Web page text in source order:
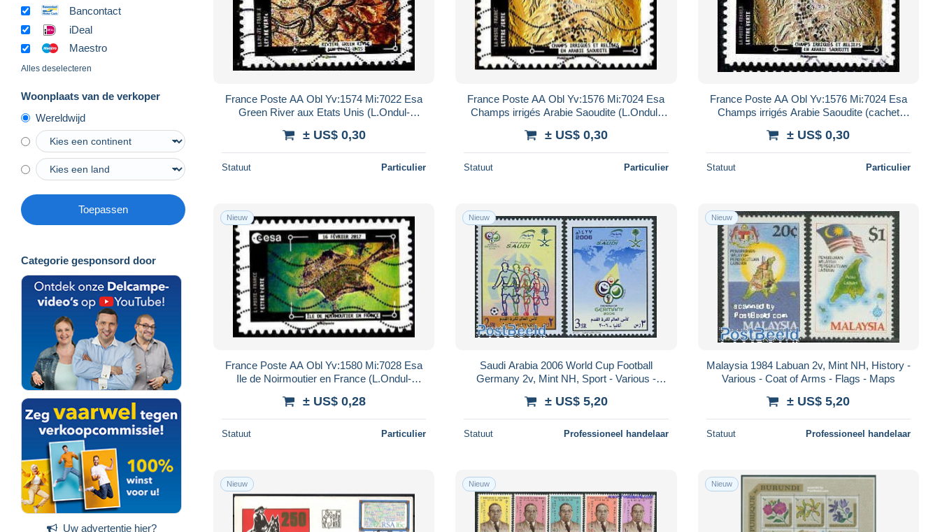
Bancontact
iDeal
Maestro
Alles deselecteren
Woonplaats van de verkoper
Wereldwijd
Toepassen
Categorie gesponsord door
Uw advertentie hier?
France Poste AA Obl Yv:1574 Mi:7022 Esa
Green River aux Etats Unis (L.Ondul-
± US$ 0,30
Statuut Particulier
France Poste AA Obl Yv:1576 Mi:7024 Esa
Champs irrigés Arabie Saoudite (L.Ondul-
± US$ 0,30
Statuut Particulier
France Poste AA Obl Yv:1576 Mi:7024 Esa
Champs irrigés Arabie Saoudite (cachet
± US$ 0,30
Statuut Particulier
Nieuw
France Poste AA Obl Yv:1580 Mi:7028 Esa
Ile de Noirmoutier en France (L.Ondul-
± US$ 0,28
Statuut Particulier
Nieuw
Saudi Arabia 2006 World Cup Football
Germany 2v, Mint NH, Sport - Various -
± US$ 5,20
Statuut Professioneel handelaar
Nieuw
Malaysia 1984 Labuan 2v, Mint NH, History -
Various - Coat of Arms - Flags - Maps
± US$ 5,20
Statuut Professioneel handelaar
Nieuw Nieuw Nieuw